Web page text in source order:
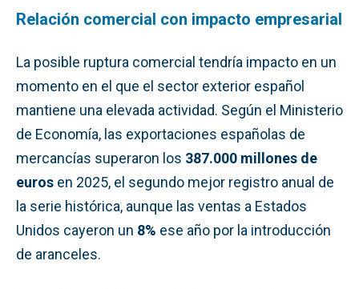
Relación comercial con impacto empresarial
La posible ruptura comercial tendría impacto en un
momento en el que el sector exterior español
mantiene una elevada actividad. Según el Ministerio
de Economía, las exportaciones españolas de
mercancías superaron los 387.000 millones de
euros en 2025, el segundo mejor registro anual de
la serie histórica, aunque las ventas a Estados
Unidos cayeron un 8% ese año por la introducción
de aranceles.